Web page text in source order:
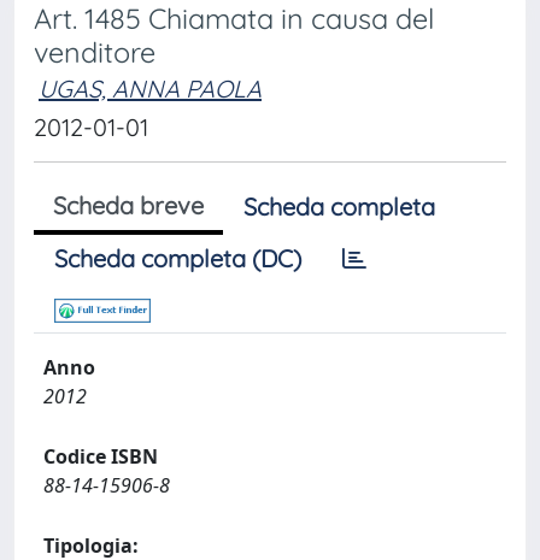
Art. 1485 Chiamata in causa del
venditore
UGAS, ANNA PAOLA
2012-01-01
Scheda breve
Scheda completa
Scheda completa (DC)
Anno
2012
Codice ISBN
88-14-15906-8
Tipologia: